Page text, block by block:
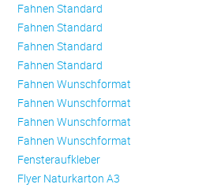
Fahnen Standard
Fahnen Standard
Fahnen Standard
Fahnen Standard
Fahnen Wunschformat
Fahnen Wunschformat
Fahnen Wunschformat
Fahnen Wunschformat
Fensteraufkleber
Flyer Naturkarton A3